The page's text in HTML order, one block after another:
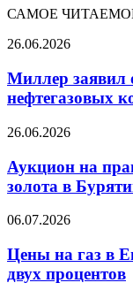
САМОЕ
Миллер
о
возвращении
зарубежных
компаний
реальности
26.06.2026
Миллер заявил
нефтегазовых
Аукцион
право
пользования
месторождением
в
не
состоялся
26.06.2026
Аукцион на
золота в
Цены
газ
в
Европе
06.07.2026
Цены на газ в
двух процентов